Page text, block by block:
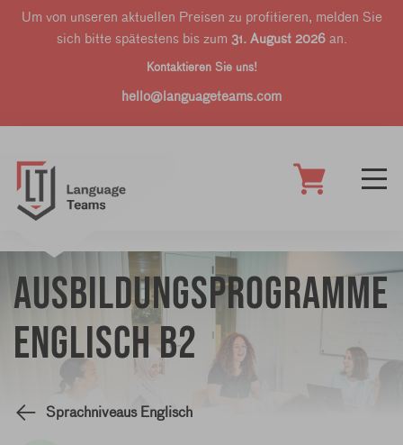
Um von unseren aktuellen Preisen zu profitieren, melden Sie
sich bitte spätestens bis zum 31. August 2026an.
Kontaktieren Sie uns!
hello@languageteams.com
Ausbildungsprogramme
Englisch B2
Sprachniveaus Englisch